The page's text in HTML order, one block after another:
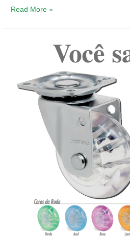
Read More »